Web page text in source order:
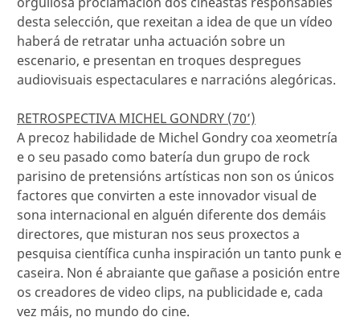
desta selección, que rexeitan a idea de que un vídeo
haberá de retratar unha actuación sobre un
escenario, e presentan en troques despregues
audiovisuais espectaculares e narracións alegóricas.
RETROSPECTIVA MICHEL GONDRY (70’)
A precoz habilidade de Michel Gondry coa xeometría
e o seu pasado como batería dun grupo de rock
parisino de pretensións artísticas non son os únicos
factores que convirten a este innovador visual de
sona internacional en alguén diferente dos demáis
directores, que misturan nos seus proxectos a
pesquisa científica cunha inspiración un tanto punk e
caseira. Non é abraiante que gañase a posición entre
os creadores de video clips, na publicidade e, cada
vez máis, no mundo do cine.